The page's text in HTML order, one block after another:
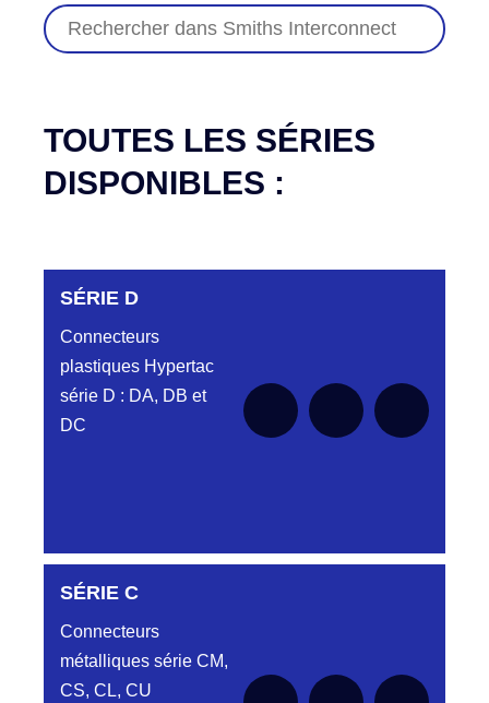
TOUTES LES SÉRIES
DISPONIBLES :
SÉRIE D
Connecteurs
plastiques Hypertac
série D : DA, DB et
DC
DC6122340N
D03EC612MT CONNECTEUR NOIR
DC6122340O
CONNECTEUR ORANGE DC612 23 40O
SÉRIE C
Connecteurs
métalliques série CM,
CS, CL, CU